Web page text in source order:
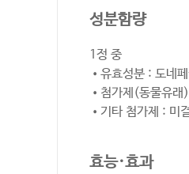
성분함량
1정 중
•유효성분 : 도네
•첨가제(동물유래
•기타 첨가제 : 미
효능·효과